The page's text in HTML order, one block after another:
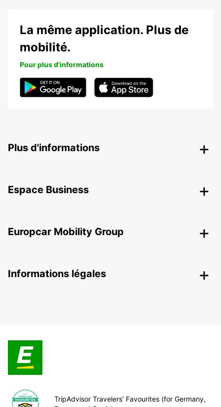
La même application. Plus de
mobilité.
Pour plus d'informations
Plus d'informations
Espace Business
Europcar Mobility Group
Informations légales
TripAdvisor Travelers’ Favourites (for Germany,